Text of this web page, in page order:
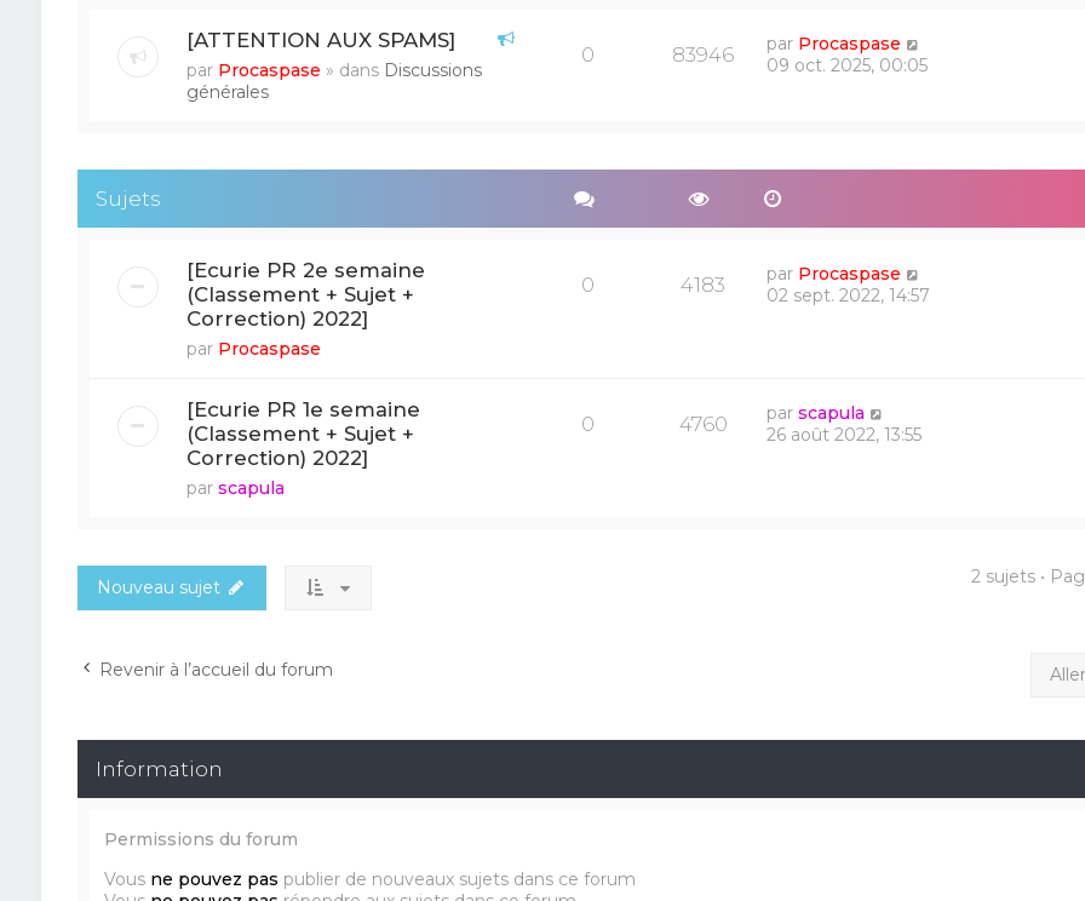
[ATTENTION AUX SPAMS]
par Procaspase » dans Discussions
générales
0 83946 par Procaspase
09 oct. 2025, 00:05
Sujets
[Ecurie PR 2e semaine
(Classement + Sujet +
Correction) 2022]
par Procaspase
0 4183 par Procaspase
02 sept. 2022, 14:57
[Ecurie PR 1e semaine
(Classement + Sujet +
Correction) 2022]
par scapula
0 4760 parscapula
26 août 2022, 13:55
Nouveau sujet 2 sujets •
Revenir à l’accueil du forum Aller
Information
Permissions du forum
Vous ne pouvez pas publier de nouveaux sujets dans ce forum